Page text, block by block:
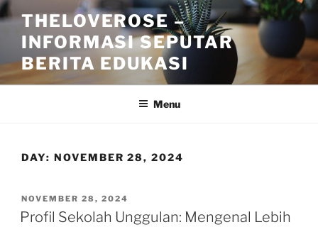
Skip
to
content
THELOVEROSE –
INFORMASI SEPUTAR
BERITA EDUKASI
Menu
DAY: NOVEMBER 28, 2024
POSTED
ON
NOVEMBER 28, 2024
Profil Sekolah Unggulan: Mengenal Lebih